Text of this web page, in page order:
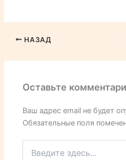
НАЗАД
Оставьте
Ваш адрес email не будет
Обязательные поля
здесь...